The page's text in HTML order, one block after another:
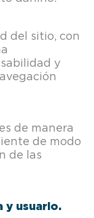
del sitio, con
y
de manera
de modo
de las
y usuario.